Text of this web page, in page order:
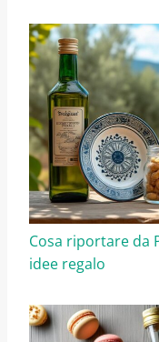
Cosa riportare da
idee regalo